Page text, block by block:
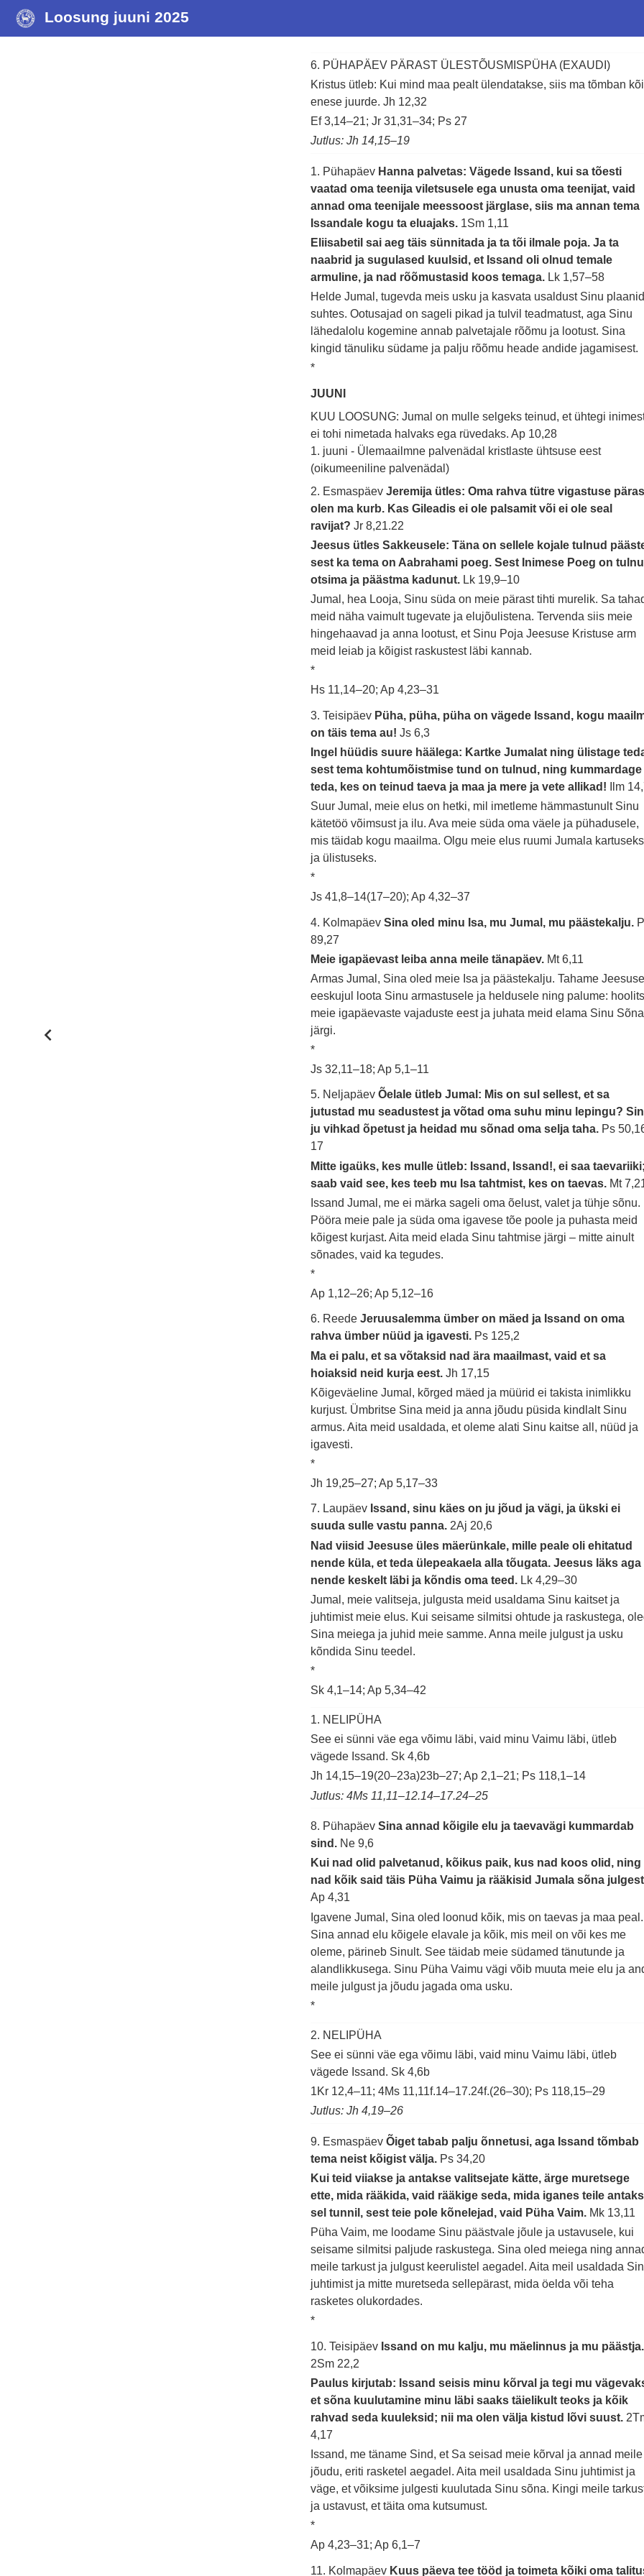
Loosung juuni 2025
6. PÜHAPÄEV PÄRAST ÜLESTÕUSMISPÜHA (EXAUDI)
Kristus ütleb: Kui mind maa pealt ülendatakse, siis ma tõmban
enese juurde.Jh 12,32
Ef 3,14–21; Jr 31,31–34; Ps 27
Jutlus: Jh 14,15–19
1. Pühapäev Hanna palvetas: Vägede Issand, kui sa tõesti
vaatad oma teenija viletsusele ega unusta oma teenijat, vaid
annad oma teenijale meessoost järglase, siis ma annan tema
Issandale kogu ta eluajaks. 1Sm 1,11
Eliisabetil sai aeg täis sünnitada ja ta tõi ilmale poja. Ja ta
naabrid ja sugulased kuulsid, et Issand oli olnud temale
armuline, ja nad rõõmustasid koos temaga. Lk 1,57–58
Helde Jumal, tugevda meis usku ja kasvata usaldust Sinu
suhtes. Ootusajad on sageli pikad ja tulvil teadmatust, aga Sinu
lähedalolu kogemine annab palvetajale rõõmu ja lootust. Sina
kingid tänuliku südame ja palju rõõmu heade andide jagamisest.
*
JUUNI
KUU LOOSUNG: Jumal on mulle selgeks teinud, et ühtegi
ei tohi nimetada halvaks ega rüvedaks.Ap 10,28
1. juuni - Ülemaailmne palvenädal kristlaste ühtsuse eest
(oikumeeniline palvenädal)
2. EsmaspäevJeremija ütles: Oma rahva tütre vigastuse
olen ma kurb. Kas Gileadis ei ole palsamit või ei ole seal
ravijat?Jr 8,21.22
Jeesus ütles Sakkeusele: Täna on sellele kojale tulnud
sest ka tema on Aabrahami poeg. Sest Inimese Poeg on
otsima ja päästma kadunut. Lk 19,9–10
Jumal, hea Looja, Sinu süda on meie pärast tihti murelik. Sa
meid näha vaimult tugevate ja elujõulistena. Tervenda siis meie
hingehaavad ja anna lootust, et Sinu Poja Jeesuse Kristuse arm
meid leiab ja kõigist raskustest läbi kannab.
*
Hs 11,14–20; Ap 4,23–31
3. Teisipäev Püha, püha, püha on vägede Issand, kogu
on täis tema au!Js 6,3
Ingel hüüdis suure häälega: Kartke Jumalat ning ülistage
sest tema kohtumõistmise tund on tulnud, ning kummardage
teda, kes on teinud taeva ja maa ja mere ja vete allikad!
Ilm
Suur Jumal, meie elus on hetki, mil imetleme hämmastunult Sinu
kätetöö võimsust ja ilu. Ava meie süda oma väele ja pühadusele,
mis täidab kogu maailma. Olgu meie elus ruumi Jumala kartuseks
ja ülistuseks.
*
Js 41,8–14(17–20); Ap 4,32–37
4. KolmapäevSina oled minu Isa, mu Jumal, mu päästekalju.
89,27
Meie igapäevast leiba anna meile tänapäev. Mt 6,11
Armas Jumal, Sina oled meie Isa ja päästekalju. Tahame Jeesuse
eeskujul loota Sinu armastusele ja heldusele ning palume:
meie igapäevaste vajaduste eest ja juhata meid elama Sinu Sõna
järgi.
*
Js 32,11–18; Ap 5,1–11
5. NeljapäevÕelale ütleb Jumal: Mis on sul sellest, et sa
jutustad mu seadustest ja võtad oma suhu minu lepingu?
ju vihkad õpetust ja heidad mu sõnad oma selja taha. Ps
17
Mitte igaüks, kes mulle ütleb: Issand, Issand!, ei saa taevariiki;
saab vaid see, kes teeb mu Isa tahtmist, kes on taevas. Mt
Issand Jumal, me ei märka sageli oma õelust, valet ja tühje sõnu.
Pööra meie pale ja süda oma igavese tõe poole ja puhasta meid
kõigest kurjast. Aita meid elada Sinu tahtmise järgi – mitte ainult
sõnades, vaid ka tegudes.
*
Ap 1,12–26; Ap 5,12–16
6. ReedeJeruusalemma ümber on mäed ja Issand on oma
rahva ümber nüüd ja igavesti. Ps 125,2
Ma ei palu, et sa võtaksid nad ära maailmast, vaid et sa
hoiaksid neid kurja eest.Jh 17,15
Kõigeväeline Jumal, kõrged mäed ja müürid ei takista inimlikku
kurjust. Ümbritse Sina meid ja anna jõudu püsida kindlalt Sinu
armus. Aita meid usaldada, et oleme alati Sinu kaitse all, nüüd ja
igavesti.
*
Jh 19,25–27; Ap 5,17–33
7. Laupäev Issand, sinu käes on ju jõud ja vägi, ja ükski ei
suuda sulle vastu panna. 2Aj 20,6
Nad viisid Jeesuse üles mäerünkale, mille peale oli ehitatud
nende küla, et teda ülepeakaela alla tõugata. Jeesus läks aga
nende keskelt läbi ja kõndis oma teed. Lk 4,29–30
Jumal, meie valitseja, julgusta meid usaldama Sinu kaitset ja
juhtimist meie elus. Kui seisame silmitsi ohtude ja raskustega,
Sina meiega ja juhid meie samme. Anna meile julgust ja usku
kõndida Sinu teedel.
*
Sk 4,1–14; Ap 5,34–42
1. NELIPÜHA
See ei sünni väe ega võimu läbi, vaid minu Vaimu läbi, ütleb
vägede Issand. Sk 4,6b
Jh 14,15–19(20–23a)23b–27; Ap 2,1–21; Ps 118,1–14
Jutlus: 4Ms 11,11–12.14–17.24–25
8. PühapäevSina annad kõigile elu ja taevavägi kummardab
sind. Ne 9,6
Kui nad olid palvetanud, kõikus paik, kus nad koos olid, ning
nad kõik said täis Püha Vaimu ja rääkisid Jumala sõna
Ap 4,31
Igavene Jumal, Sina oled loonud kõik, mis on taevas ja maa peal.
Sina annad elu kõigele elavale ja kõik, mis meil on või kes me
oleme, pärineb Sinult. See täidab meie südamed tänutunde ja
alandlikkusega. Sinu Püha Vaimu vägi võib muuta meie elu ja
meile julgust ja jõudu jagada oma usku.
*
2. NELIPÜHA
See ei sünni väe ega võimu läbi, vaid minu Vaimu läbi, ütleb
vägede Issand. Sk 4,6b
1Kr 12,4–11; 4Ms 11,11f.14–17.24f.(26–30); Ps 118,15–29
Jutlus: Jh 4,19–26
9. EsmaspäevÕiget tabab palju õnnetusi, aga Issand tõmbab
tema neist kõigist välja. Ps 34,20
Kui teid viiakse ja antakse valitsejate kätte, ärge muretsege
ette, mida rääkida, vaid rääkige seda, mida iganes teile
sel tunnil, sest teie pole kõnelejad, vaid Püha Vaim. Mk 13,11
Püha Vaim, me loodame Sinu päästvale jõule ja ustavusele, kui
seisame silmitsi paljude raskustega. Sina oled meiega ning
meile tarkust ja julgust keerulistel aegadel. Aita meil usaldada
juhtimist ja mitte muretseda sellepärast, mida öelda või teha
rasketes olukordades.
*
10. Teisipäev Issand on mu kalju, mu mäelinnus ja mu päästja.
2Sm 22,2
Paulus kirjutab: Issand seisis minu kõrval ja tegi mu
et sõna kuulutamine minu läbi saaks täielikult teoks ja kõik
rahvad seda kuuleksid; nii ma olen välja kistud lõvi suust.
4,17
Issand, me täname Sind, et Sa seisad meie kõrval ja annad meile
jõudu, eriti rasketel aegadel. Aita meil usaldada Sinu juhtimist ja
väge, et võiksime julgesti kuulutada Sinu sõna. Kingi meile
ja ustavust, et täita oma kutsumust.
*
Ap 4,23–31; Ap 6,1–7
11. Kolmapäev Kuus päeva tee tööd ja toimeta kõiki oma